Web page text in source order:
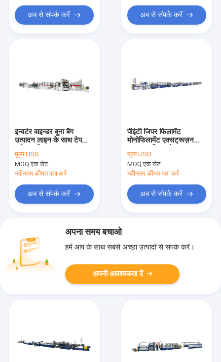
अब से संपर्क करें अब से संपर्क करें
इन्वर्टर वाइन्डर बुना बैग
उत्पादन लाइन के साथ टेप
मूल्य:USD
MOQ:एक सेट
नवीनतम कीमत पता करें
अब से संपर्क करें
पीईटी जिपर फिलामेंट
मोनोफिलामेंट एक्सट्रूज़न
लाइन
मूल्य:USD
MOQ:एक सेट
नवीनतम कीमत पता करें
अब से संपर्क करें
अपना समय बचाओ
हमें आप के साथ सबसे अच्छा उत्पादों से संपर्क करें।
अपनी आवश्यकता दें